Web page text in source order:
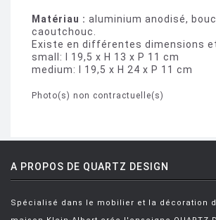
Matériau : aluminium anodisé,
caoutchouc.
Existe en différentes dimensions
small: l 19,5 x H 13 x P 11 cm
medium: l 19,5 x H 24 x P 11 cm
Photo(s) non contractuelle(s)
A PROPOS DE QUARTZ DESIGN
Spécialisé dans le mobilier et la décoration